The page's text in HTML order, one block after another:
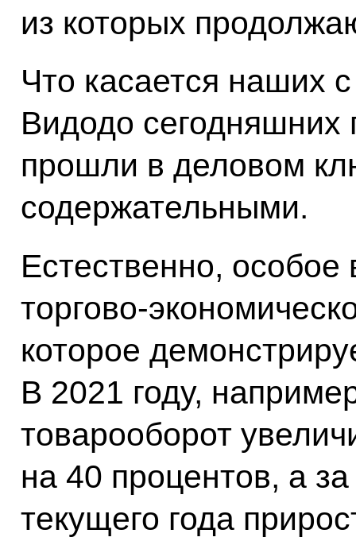
из которых
Что касается наших
Видодо сегодняшних
прошли в деловом
содержательными.
Естественно,
торгово-
которое
В 2021 году,
товарооборот
на 40 процентов, а
текущего года